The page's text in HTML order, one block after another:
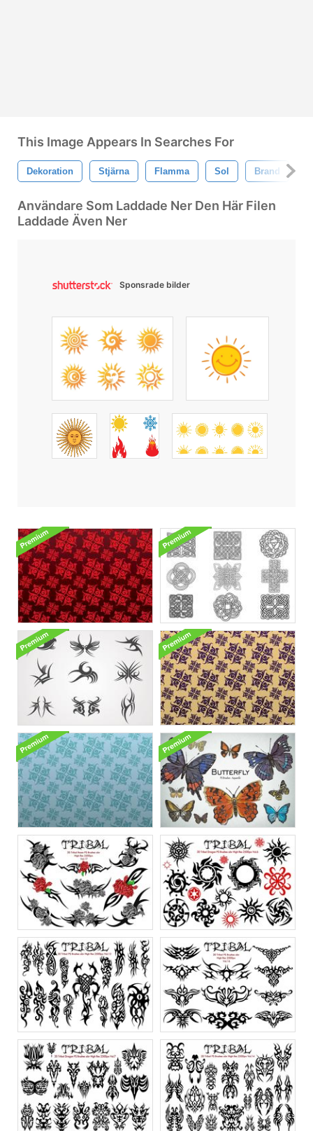
This Image Appears In Searches For
Dekoration Stjärna Flamma Sol Brand
Användare Som Laddade Ner Den Här Filen
Laddade Även Ner
Sponsrade bilder